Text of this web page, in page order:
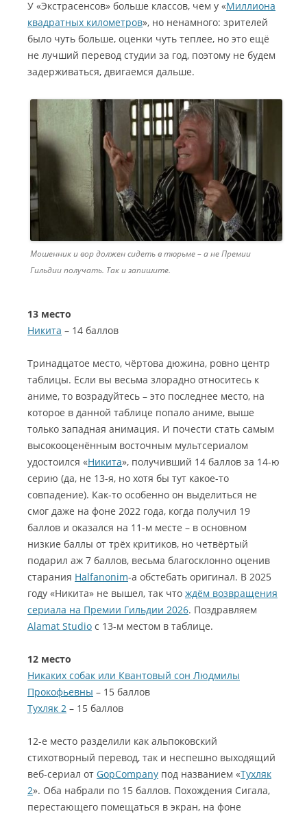
У «Экстрасенсов» больше классов, чем у «Миллиона
квадратных километров», но ненамного: зрителей
было чуть больше, оценки чуть теплее, но это ещё
не лучший перевод студии за год, поэтому не будем
задерживаться, двигаемся дальше.
Мошенник и вор должен сидеть в тюрьме – а не Премии
Гильдии получать. Так и запишите.
13 место
Никита – 14 баллов
Тринадцатое место, чёртова дюжина, ровно центр
таблицы. Если вы весьма злорадно относитесь к
аниме, то возрадуйтесь – это последнее место, на
которое в данной таблице попало аниме, выше
только западная анимация. И почести стать самым
высокооценённым восточным мультсериалом
удостоился «Никита», получивший 14 баллов за 14-ю
серию (да, не 13-я, но хотя бы тут какое-то
совпадение). Как-то особенно он выделиться не
смог даже на фоне 2022 года, когда получил 19
баллов и оказался на 11-м месте – в основном
низкие баллы от трёх критиков, но четвёртый
подарил аж 7 баллов, весьма благосклонно оценив
старания Halfanonim-а обстебать оригинал. В 2025
году «Никита» не вышел, так что ждём возвращения
сериала на Премии Гильдии 2026. Поздравляем
Alamat Studio с 13-м местом в таблице.
12 место
Никаких собак или Квантовый сон Людмилы
Прокофьевны – 15 баллов
Тухляк 2 – 15 баллов
12-е место разделили как альпоковский
стихотворный перевод, так и неспешно выходящий
веб-сериал от GopCompany под названием «Тухляк
2». Оба набрали по 15 баллов. Похождения Сигала,
перестающего помещаться в экран, на фоне